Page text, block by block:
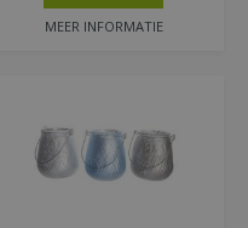
MEER INFORMATIE